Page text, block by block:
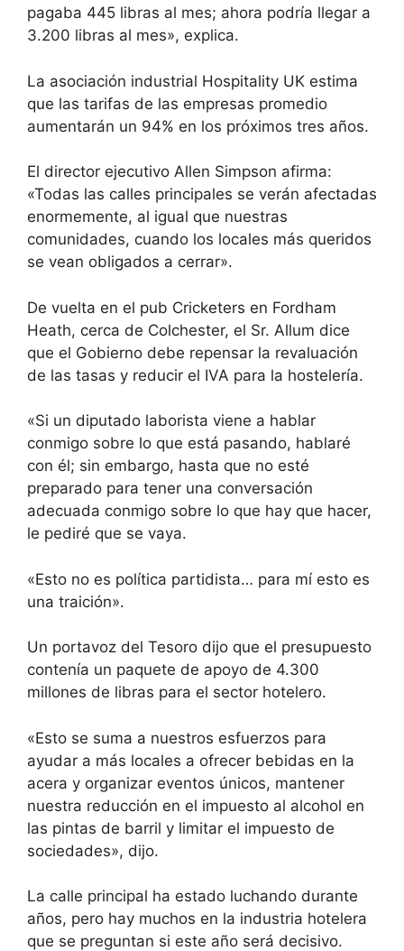
pagaba 445 libras al mes; ahora podría llegar a
3.200 libras al mes», explica.
La asociación industrial Hospitality UK estima
que las tarifas de las empresas promedio
aumentarán un 94% en los próximos tres años.
El director ejecutivo Allen Simpson afirma:
«Todas las calles principales se verán afectadas
enormemente, al igual que nuestras
comunidades, cuando los locales más queridos
se vean obligados a cerrar».
De vuelta en el pub Cricketers en Fordham
Heath, cerca de Colchester, el Sr. Allum dice
que el Gobierno debe repensar la revaluación
de las tasas y reducir el IVA para la hostelería.
«Si un diputado laborista viene a hablar
conmigo sobre lo que está pasando, hablaré
con él; sin embargo, hasta que no esté
preparado para tener una conversación
adecuada conmigo sobre lo que hay que hacer,
le pediré que se vaya.
«Esto no es política partidista… para mí esto es
una traición».
Un portavoz del Tesoro dijo que el presupuesto
contenía un paquete de apoyo de 4.300
millones de libras para el sector hotelero.
«Esto se suma a nuestros esfuerzos para
ayudar a más locales a ofrecer bebidas en la
acera y organizar eventos únicos, mantener
nuestra reducción en el impuesto al alcohol en
las pintas de barril y limitar el impuesto de
sociedades», dijo.
La calle principal ha estado luchando durante
años, pero hay muchos en la industria hotelera
que se preguntan si este año será decisivo.